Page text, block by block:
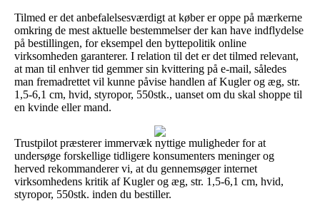
Tilmed er det anbefalelsesværdigt at køber er oppe på mærkerne
omkring de mest aktuelle bestemmelser der kan have indflydelse
på bestillingen, for eksempel den byttepolitik online
virksomheden garanterer. I relation til det er det tilmed relevant,
at man til enhver tid gemmer sin kvittering på e-mail, således
man fremadrettet vil kunne påvise handlen af Kugler og æg, str.
1,5-6,1 cm, hvid, styropor, 550stk., uanset om du skal shoppe til
en kvinde eller mand.
Trustpilot præsterer immervæk nyttige muligheder for at
undersøge forskellige tidligere konsumenters meninger og
herved rekommanderer vi, at du gennemsøger internet
virksomhedens kritik af Kugler og æg, str. 1,5-6,1 cm, hvid,
styropor, 550stk. inden du bestiller.